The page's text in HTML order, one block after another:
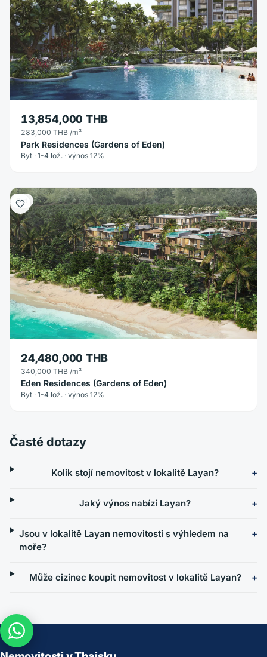
13,854,000 THB
283,000 THB /m²
Park Residences (Gardens of Eden)
Byt · 1-4 lož. · výnos 12%
Byt
24,480,000 THB
340,000 THB /m²
Eden Residences (Gardens of Eden)
Byt · 1-4 lož. · výnos 12%
Časté dotazy
Kolik stojí nemovitost v lokalitě Layan?
Jaký výnos nabízí Layan?
Jsou v lokalitě Layan nemovitosti s výhledem na
moře?
Může cizinec koupit nemovitost v lokalitě Layan?